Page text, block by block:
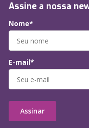
Assine a nossa
Nome*
E-mail*
Assinar